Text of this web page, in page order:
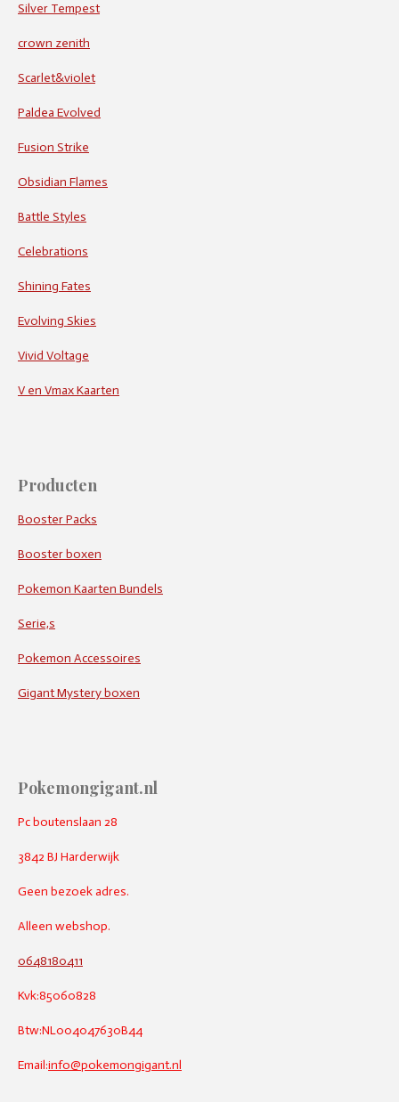
Silver Tempest
crown zenith
Scarlet&violet
Paldea Evolved
Fusion Strike
Obsidian Flames
Battle Styles
Celebrations
Shining Fates
Evolving Skies
Vivid Voltage
V en Vmax Kaarten
Producten
Booster Packs
Booster boxen
Pokemon Kaarten Bundels
Serie,s
Pokemon Accessoires
Gigant Mystery boxen
Pokemongigant.nl
Pc boutenslaan 28
3842 BJ Harderwijk
Geen bezoek adres.
Alleen webshop.
0648180411
Kvk:85060828
Btw:NL004047630B44
Email:info@pokemongigant.nl